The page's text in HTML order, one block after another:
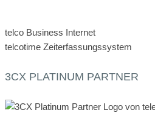
telco Business Internet
telcotime Zeiterfassungssystem
3CX PLATINUM PARTNER